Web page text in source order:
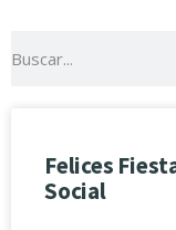
Felices
Social